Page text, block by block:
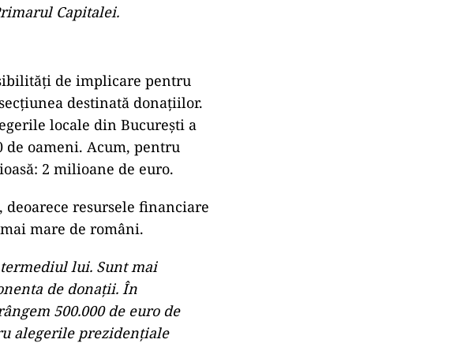
Capitalei.
de implicare pentru
destinată donațiilor.
locale din București a
de oameni. Acum, pentru
2 milioane de euro.
resursele financiare
mare de români.
lui. Sunt mai
de donaţii. În
500.000 de euro de
alegerile prezidenţiale